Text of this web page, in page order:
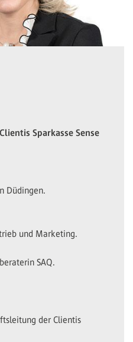
Sparkasse Sense
Düdingen.
und Marketing.
SAQ.
der Clientis